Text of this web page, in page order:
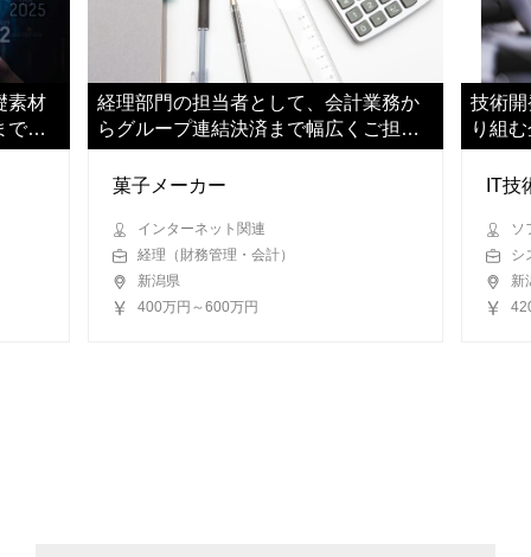
素材
でを
経理部門の担当者として、会計業務か
らグループ連結決済まで幅広くご担当
いただきます
菓子メーカー
インターネット関連
経理（財務管理・会計）
新潟県
400万円～600万円
技術
り組
てご
IT技
ソ
シ
新